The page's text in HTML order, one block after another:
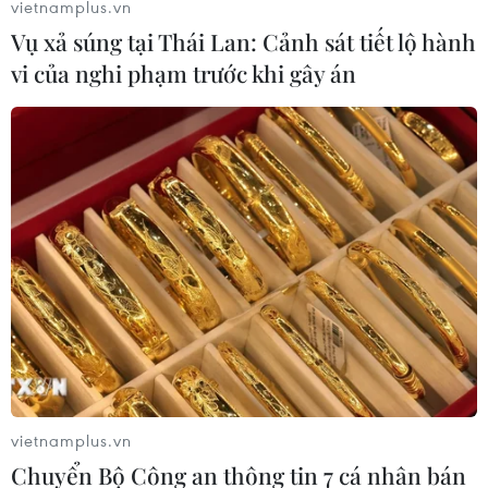
(Vietnam+)
vietnamplus.vn
Vụ xả súng tại Thái Lan: Cảnh sát tiết lộ hành
vi của nghi phạm trước khi gây án
vietnamplus.vn
Chuyển Bộ Công an thông tin 7 cá nhân bán